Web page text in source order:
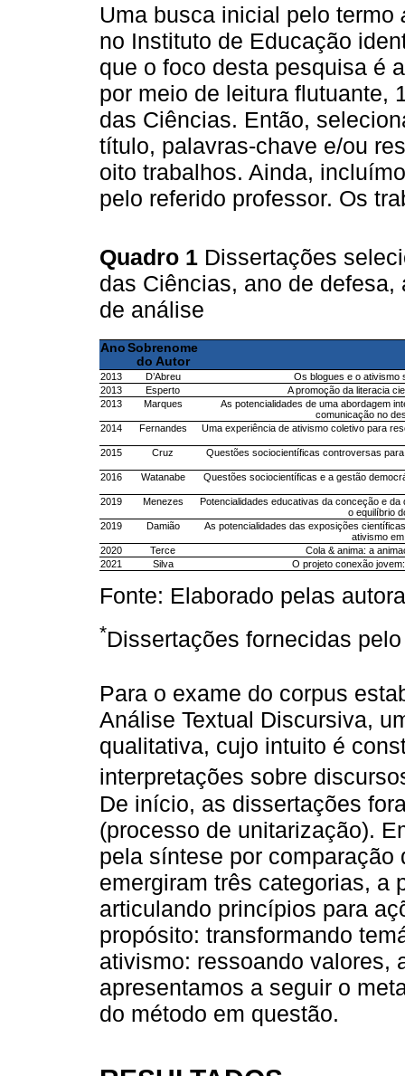
Uma busca inicial pelo termo
no Instituto de Educação
que o foco desta pesquisa é
por meio de leitura flutuante,
das Ciências. Então,
título, palavras-chave e/ou
oito trabalhos. Ainda,
pelo referido professor. Os
Quadro 1 Dissertações
das Ciências, ano de
de análise
Ano Sobrenome
do Autor
2013 D’Abreu
Os blogues e o ativismo
2013
Esperto
A promoção da literacia
2013
Marques
As potencialidades de uma abordagem
comunicação no
2014
Fernandes Uma experiência de ativismo coletivo para
2015 Cruz Questões sociocientíficas controversas
2016 Watanabe Questões sociocientíficas e a gestão
2019 Menezes
Potencialidades educativas da conceção e
o equilíbrio
2019
Damião
As potencialidades das exposições
ativismo
2020
Terce
Cola & anima: a
2021
Silva O projeto conexão
Fonte: Elaborado pelas
*Dissertações fornecidas
Para o exame do corpus
Análise Textual Discursiva,
qualitativa, cujo intuito é
interpretações sobre
De início, as dissertações
(processo de unitarização).
pela síntese por
emergiram três categorias, a
articulando princípios para
propósito: transformando
ativismo: ressoando valores,
apresentamos a seguir o
do método em questão.